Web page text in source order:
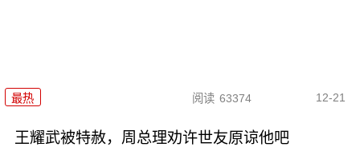
最热 阅读 63374 12-21
王耀武被特赦，周总理劝许世友原谅他吧